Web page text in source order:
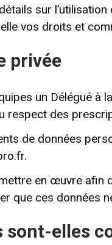
sur
vos droits et
privée
un Délégué
respect des
de données
.
en œuvre afin
que ces données
sont-elles